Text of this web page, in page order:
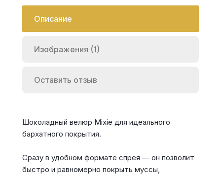
Описание
Изображения (1)
Оставить отзыв
Шоколадный велюр Mixie для идеального
бархатного покрытия.
Сразу в удобном формате спрея — он позволит
быстро и равномерно покрыть муссы,